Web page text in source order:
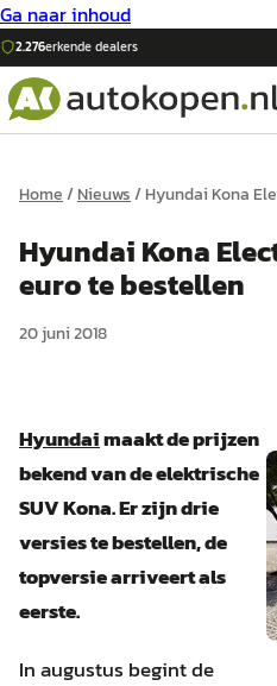
Ga naar inhoud
2.276erkende dealers
Home/Nieuws/Hyundai Kona
Hyundai Kona
euro te bestellen
20 juni 2018
Hyundaimaakt de prijzen
bekend van de elektrische
SUV Kona. Er zijn drie
versies te bestellen, de
topversie arriveert als
eerste.
In augustus begint de